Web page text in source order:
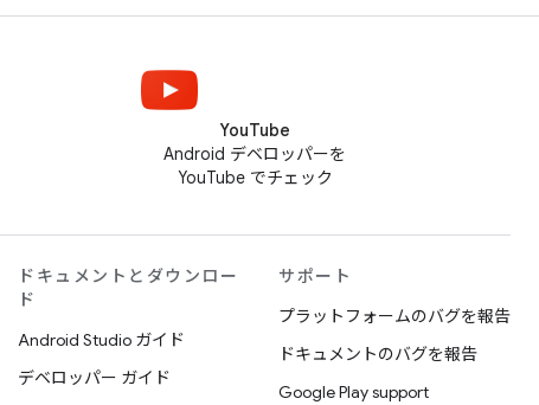
YouTube
Android デベロッパーを
YouTube でチェック
ドキュメントとダウンロー
ド
Android Studio ガイド
デベロッパー ガイド
サポート
プラットフォームのバグを報告
ドキュメントのバグを報告
Google Play support